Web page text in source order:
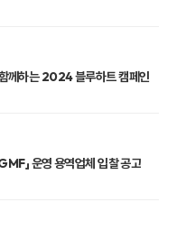
께하는 2024 블루하트 캠페인
」 운영 용역업체 입찰 공고